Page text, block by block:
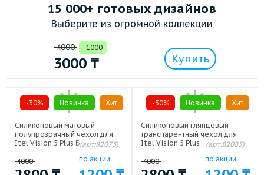
15 000+ готовых дизайнов
Выберите из огромной коллекции
4000 -1000
3000 ₸ Купить
-30% Новинка Хит
Силиконовый матовый
полупрозрачный чехол для
Itel Vision 5 Plus Белый(арт:82073)
4000
по акции
-30% Новинка Хит
Силиконовый глянцевый
транспарентный чехол для
Itel Vision 5 Plus
(арт:82083)
4000
по акции